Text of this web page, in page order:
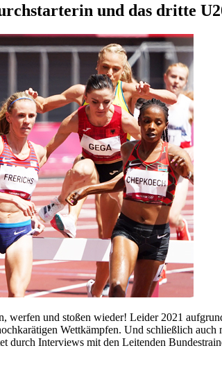
und das dritte
werfen und stoßen wieder! Leider 2021
Wettkämpfen. Und schließlich
durch Interviews mit den Leitenden